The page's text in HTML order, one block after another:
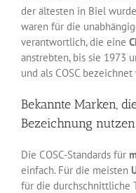
der ältesten in Biel
waren für die
verantwortlich, die eine
anstrebten, bis sie 1973
und als COSC
Bekannte Marken,
Bezeichnung nutzen
Die COSC-Standards für
einfach. Für die meisten
für die durchschnittliche